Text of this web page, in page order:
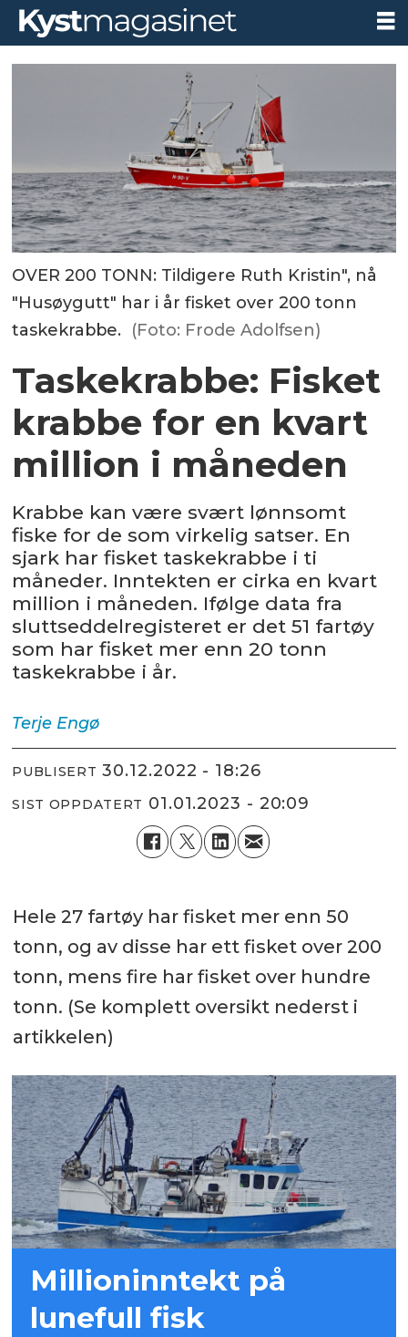
OVER 200 TONN: Tildigere Ruth Kristin", nå
"Husøygutt" har i år fisket over 200 tonn
taskekrabbe. (Foto: Frode Adolfsen)
Taskekrabbe: Fisket
krabbe for en kvart
million i måneden
Krabbe kan være svært lønnsomt
fiske for de som virkelig satser. En
sjark har fisket taskekrabbe i ti
måneder. Inntekten er cirka en kvart
million i måneden. Ifølge data fra
sluttseddelregisteret er det 51 fartøy
som har fisket mer enn 20 tonn
taskekrabbe i år.
Terje Engø
PUBLISERT 30.12.2022 - 18:26
SIST OPPDATERT 01.01.2023 - 20:09
Hele 27 fartøy har fisket mer enn 50
tonn, og av disse har ett fisket over 200
tonn, mens fire har fisket over hundre
tonn. (Se komplett oversikt nederst i
artikkelen)
Millioninntekt på
lunefull fisk